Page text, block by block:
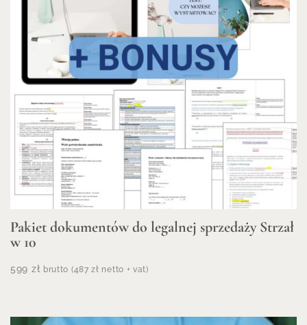
Pakiet dokumentów do legalnej sprzedaży Strzał
w 10
599 zł brutto (487zł netto + vat)